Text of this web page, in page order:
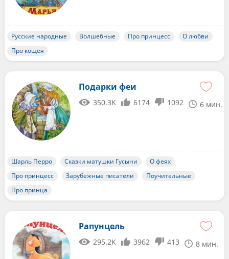
Русские народные Волшебные Про принцесс
О любви
Про кощея
Подарки феи
350.3K 6174 1092 6 мин.
Шарль Перро Сказки матушки Гусыни
О феях
Про принцесс
Зарубежные писатели
Поучительные
Про принца
Рапунцель
295.2K 3962 413 8 мин.